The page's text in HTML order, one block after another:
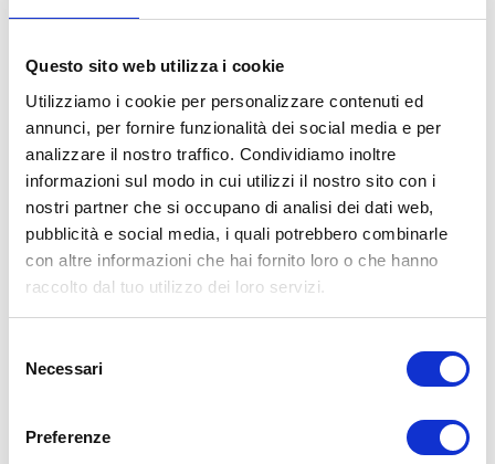
Questo sito web utilizza i cookie
Utilizziamo i cookie per personalizzare contenuti ed
annunci, per fornire funzionalità dei social media e per
analizzare il nostro traffico. Condividiamo inoltre
informazioni sul modo in cui utilizzi il nostro sito con i
nostri partner che si occupano di analisi dei dati web,
pubblicità e social media, i quali potrebbero combinarle
con altre informazioni che hai fornito loro o che hanno
raccolto dal tuo utilizzo dei loro servizi.
delNecessari
Preferenze
tenuta di strada a qualsiasi temperatura.
Sono gli
pneumatici da moto
PNEUMATICIENDURO E
MULTISTRADA
Sono pneumatici dedicati alle moto da
enduro e multistrada (Bmw Gs, Ducati
Multistrada, Honda Africa Twin)
Si tratta di gomme morbide per migliorare
l’aderenza della ruota alle irregolarità del
La struttura della carcassa e la composizione